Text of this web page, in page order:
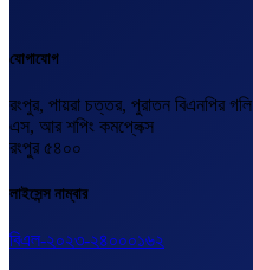
যোগাযোগ
রংপুর, পায়রা চত্তর, পুরাতন বিএনপির গলি
এস, আর শপিং কমপ্লেক্স
রংপুর ৫৪০০
লাইসেন্স নাম্বার
বিএল-২০২৩-২৪০০০১৬২